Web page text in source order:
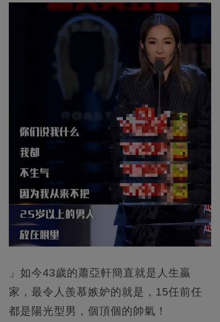
」如今43歲的蕭亞軒簡直就是人生贏
家，最令人羨慕嫉妒的就是，15任前任
都是陽光型男，個頂個的帥氣！